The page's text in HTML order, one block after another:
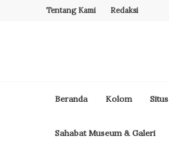
Tentang Kami Redaksi
Beranda Kolom Situs
Sahabat Museum & Galeri